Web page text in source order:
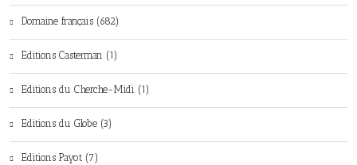
Domaine français (682)
Editions Casterman (1)
Editions du Cherche-Midi (1)
Editions du Globe (3)
Editions Payot (7)